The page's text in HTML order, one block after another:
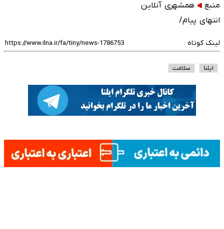
منبع
همشهری آنلاین
انتهای پیام/
لینک کوتاه
ایلنا سلامت